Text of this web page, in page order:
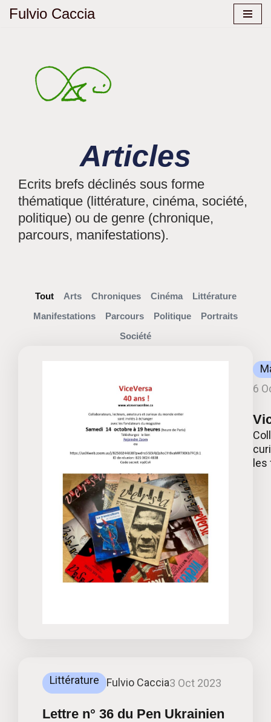
Fulvio Caccia
Articles
Ecrits brefs déclinés sous forme
thématique (littérature, cinéma, société,
politique) ou de genre (chronique,
parcours, manifestations).
Arts Chroniques Cinéma
Littérature
Manifestations
Parcours Politique
Portraits
Société
Tout
6
les
Littérature Fulvio Caccia3 Oct 2023
Lettre n° 36 du Pen Ukrainien